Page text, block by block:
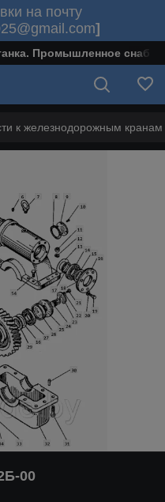
на почту
]
Промышленное
к железнодорожным
00